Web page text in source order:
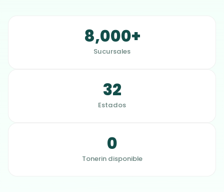
8,000+
Sucursales
32
Estados
0
Tonerin disponible